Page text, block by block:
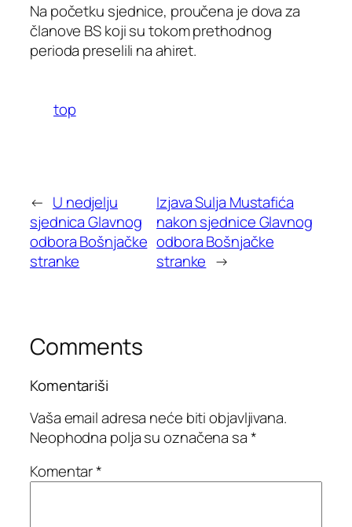
Na početku sjednice, proučena je dova za
članove BS koji su tokom prethodnog
perioda preselili na ahiret.
top
← U nedjelju
sjednica Glavnog
odbora Bošnjačke
stranke
Izjava Sulja Mustafića
nakon sjednice Glavnog
odbora Bošnjačke
stranke →
Comments
Komentariši
Vaša email adresa neće biti objavljivana.
Neophodna polja su označena sa*
Komentar*